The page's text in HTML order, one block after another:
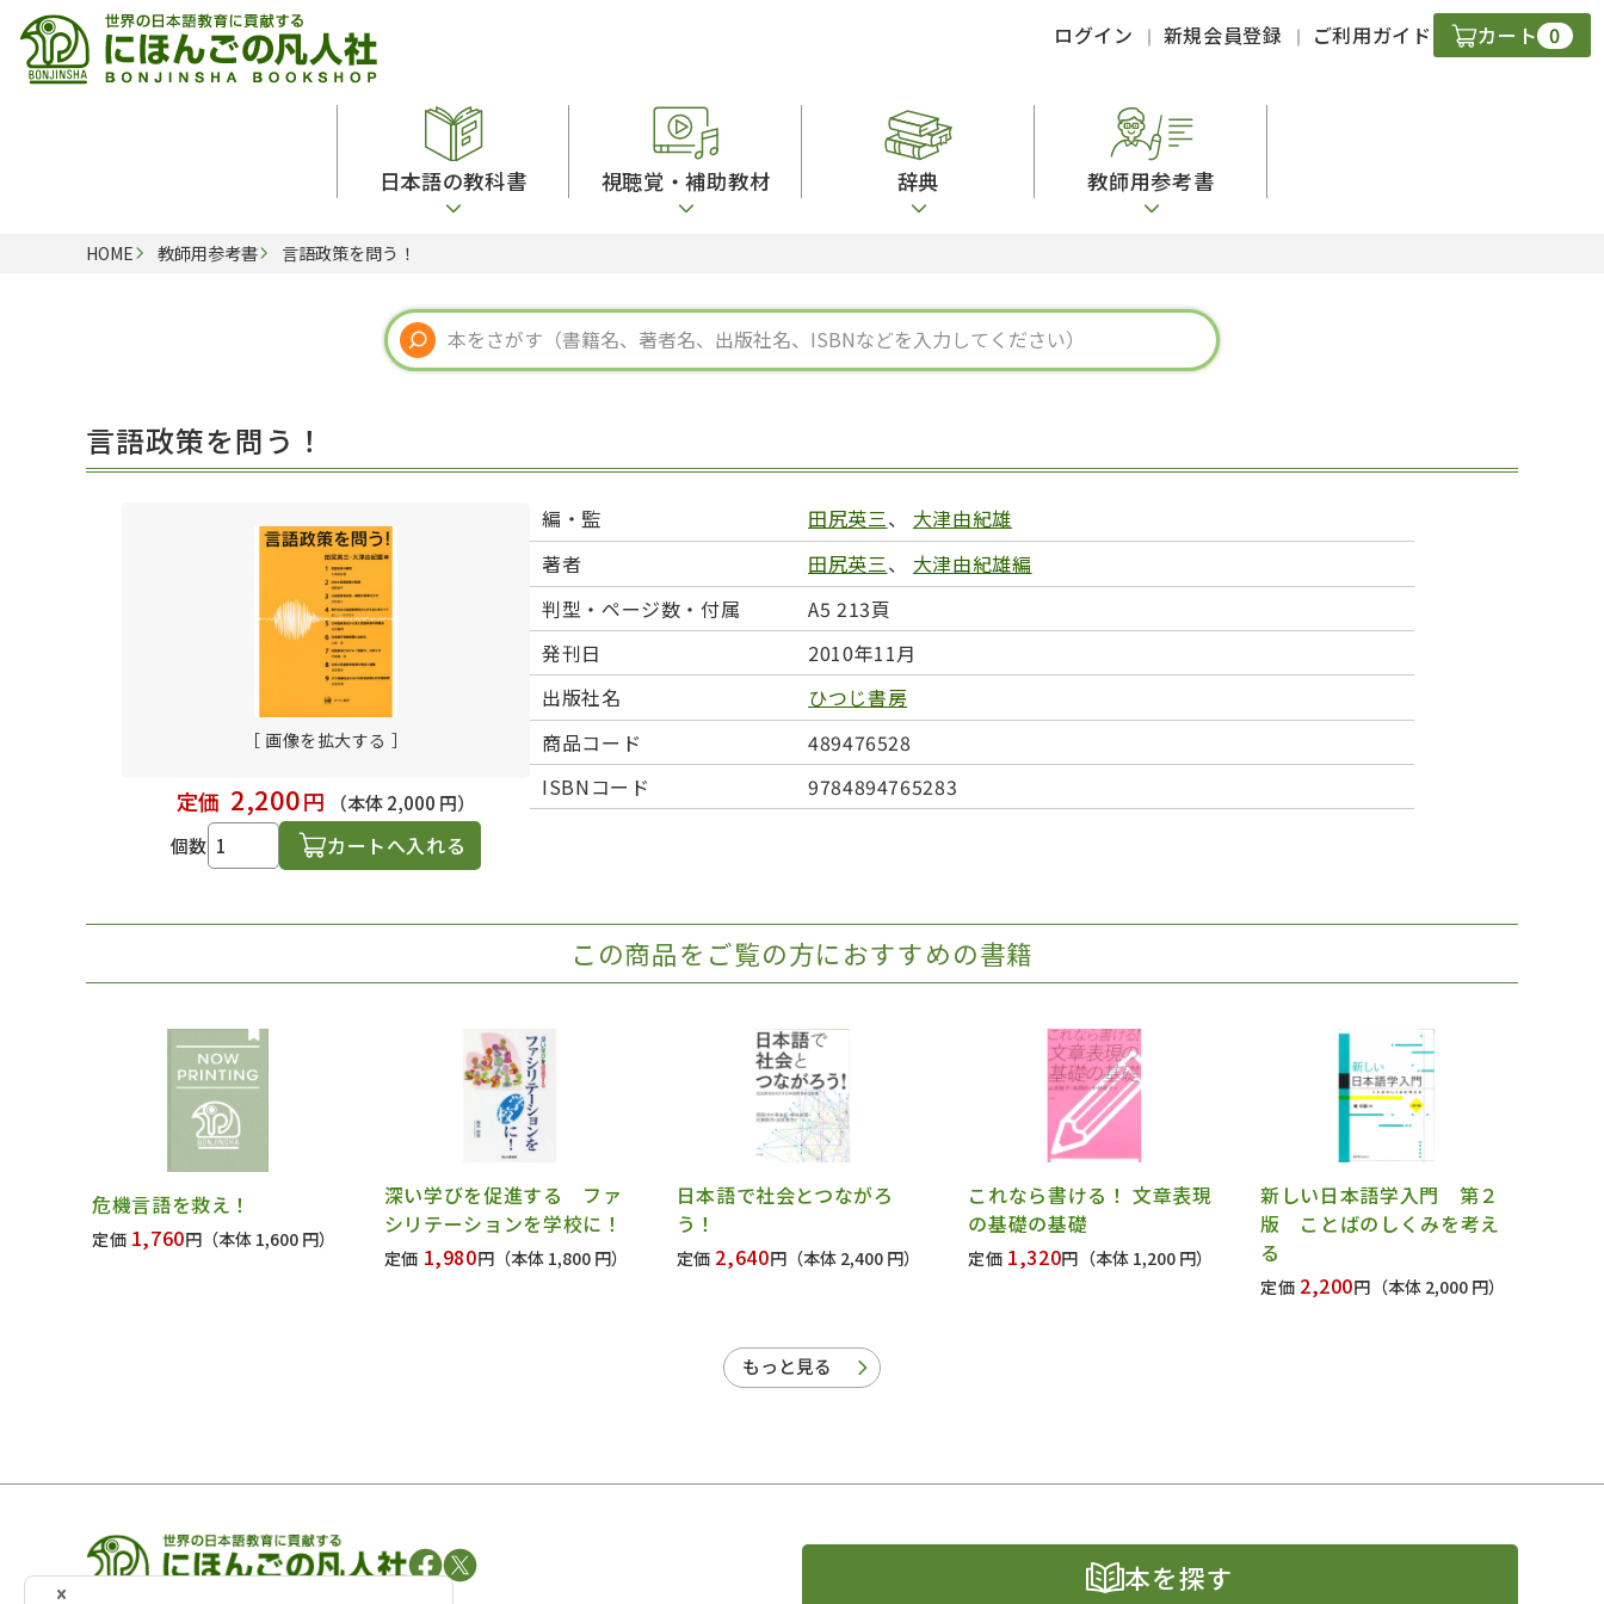
ログイン 新規会員登録 ご利用ガイド カート 0
日本語の教科書
留学生向け専門分野
子ども向け
文法
発音・聴解
作文
練習問題
日本語能力試験対策
日本留学試験対策
学校情報
日本語学習関連副読本
定期刊行物
視聴覚・補助教材
カード・ゲーム・絵教材
絵本・子ども向け補助 図表
辞典
スペイン語辞典
中国語辞典
ドイツ語辞典
ポルトガル語辞典
ロシア語辞典
語学・文法辞典
表現・用字用語辞典 比較文化辞典
教師用参考書
語彙・意味
文章・談話・表現
表記
言語学
多言語社会・言語政策
言語の諸相
アカデミック・スキル
HOME 教師用参考書 言語政策を問う！
言語政策を問う！
［ 画像を拡大する ］
定価 2,200円
（本体 2,000 円）
個数
カートへ入れる
編・監 田尻英三、 大津由紀雄
著者
田尻英三、 大津由紀雄編
判型・ページ数・付属
A5 213頁
発刊日
2010年11月
出版社名
ひつじ書房
商品コード
489476528
ISBNコード
9784894765283
この商品をご覧の方におすすめの書籍
危機言語を救え！
定価 1,760円 （本体 1,600 円）
深い学びを促進する ファ
シリテーションを学校に！
定価 1,980円 （本体 1,800 円）
日本語で社会とつながろ
う！
定価 2,640円 （本体 2,400 円）
これなら書ける！ 文章表現
の基礎の基礎
定価 1,320円 （本体 1,200 円）
新しい日本語学入門 第２
版 ことばのしくみを考え
る
定価 2,200円 （本体 2,000 円）
もっと見る
本を探す